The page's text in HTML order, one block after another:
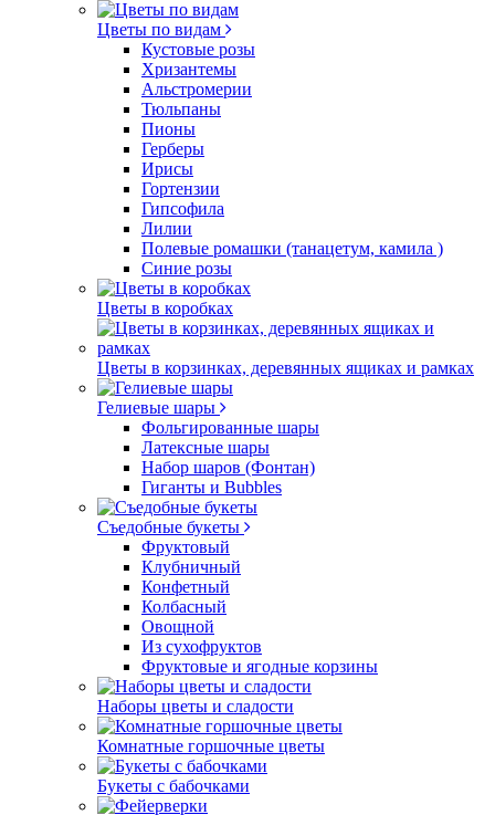
Цветы по видам
Кустовые розы
Хризантемы
Альстромерии
Тюльпаны
Пионы
Герберы
Ирисы
Гортензии
Гипсофила
Лилии
Полевые ромашки (танацетум, камила )
Синие розы
Цветы в коробках
Цветы в корзинках, деревянных ящиках и рамках
Гелиевые шары
Фольгированные шары
Латексные шары
Набор шаров (Фонтан)
Гиганты и Bubbles
Съедобные букеты
Фруктовый
Клубничный
Конфетный
Колбасный
Овощной
Из сухофруктов
Фруктовые и ягодные корзины
Наборы цветы и сладости
Комнатные горшочные цветы
Букеты с бабочками